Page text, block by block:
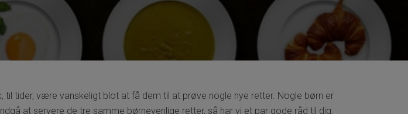
tider, være vanskeligt blot at få dem til at prøve nogle nye retter. Nogle børn er
at servere de tre samme børnevenlige retter, så har vi et par gode råd til dig.